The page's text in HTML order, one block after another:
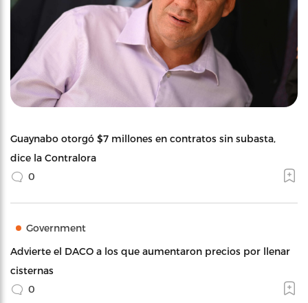
Guaynabo otorgó $7 millones en contratos sin subasta,
dice la Contralora
0
Government
Advierte el DACO a los que aumentaron precios por llenar
cisternas
0